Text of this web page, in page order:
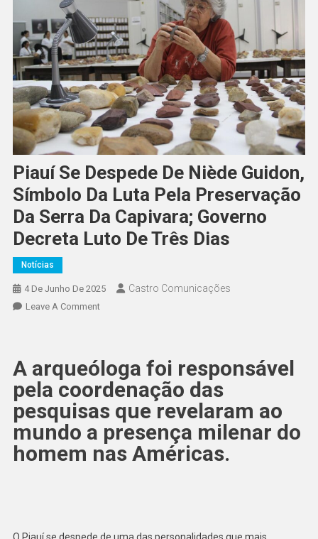
Piauí Se Despede De Niède Guidon,
Símbolo Da Luta Pela Preservação
Da Serra Da Capivara; Governo
Decreta Luto De Três Dias
Notícias
4 De Junho De 2025 Castro Comunicações
Leave A Comment
A arqueóloga foi responsável
pela coordenação das
pesquisas que revelaram ao
mundo a presença milenar do
homem nas Américas.
O Piauí se despede de uma das personalidades que mais